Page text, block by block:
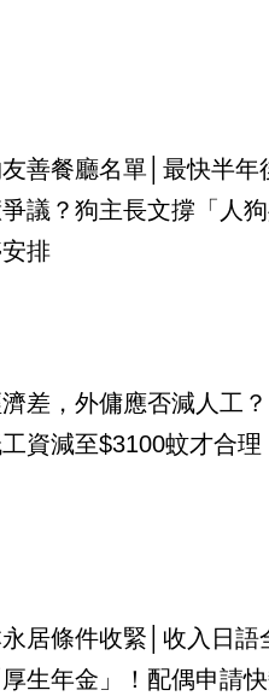
善餐廳名單│最快半
議？狗主長文撐「人
排
濟差，外傭應否減人工
資減至$3100蚊才合
永居條件收緊│收入日
生年金」！配偶申請